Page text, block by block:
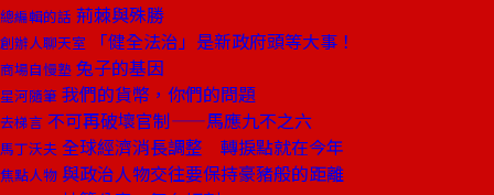
總編輯的話 荊棘與殊勝
創辦人聊天室 「健全法治」是新政府頭等大事！
商場自慢塾 兔子的基因
星河隨筆 我們的貨幣，你們的問題
去梯言 不可再破壞官制——馬應九不之六
馬丁沃夫 全球經濟消長調整 轉捩點就在今年
焦點人物 與政治人物交往要保持豪豬般的距離